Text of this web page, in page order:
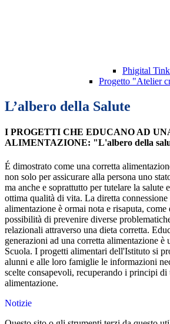
Phigital
Progetto "Atelier
L’albero della Salute
I PROGETTI CHE EDUCANO AD
ALIMENTAZIONE: "L'albero della
É dimostrato come una corretta
non solo per assicurare alla persona uno
ma anche e soprattutto per tutelare la salute
ottima qualità di vita. La diretta connessione
alimentazione è ormai nota e risaputa, come
possibilità di prevenire diverse
relazionali attraverso una dieta corretta.
generazioni ad una corretta alimentazione
Scuola. I progetti alimentari dell'Istituto si
alunni e alle loro famiglie le informazioni
scelte consapevoli, recuperando i principi di
alimentazione.
Notizie